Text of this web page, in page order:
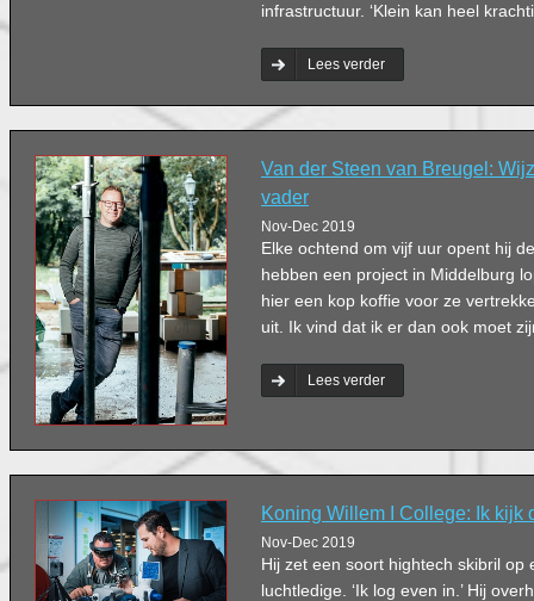
infrastructuur. ‘Klein kan heel
Lees verder
Van der Steen van Breugel:
vader
Nov-Dec 2019
Elke ochtend om vijf uur opent hij
hebben een project in Middelburg
hier een kop koffie voor ze
uit. Ik vind dat ik er dan ook moet
Lees verder
Koning Willem I College: Ik kijk
Nov-Dec 2019
Hij zet een soort hightech skibril op
luchtledige. ‘Ik log even in.’ Hij